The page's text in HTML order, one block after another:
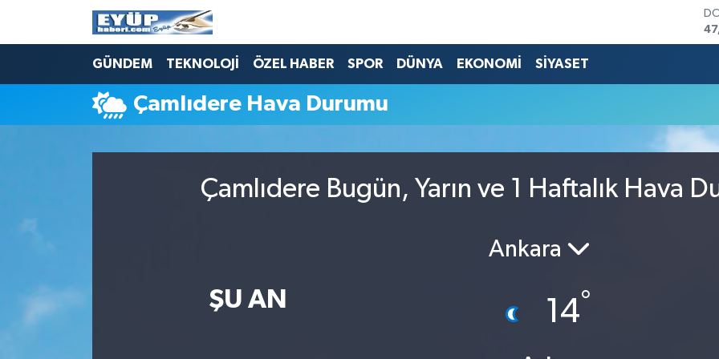
GÜNDEM TEKNOLOJİ ÖZEL HABER SPOR DÜNYA EKONOMİ SİYASET
Çamlıdere Hava Durumu
Çamlıdere Bugün, Yarın ve 1 Haftalık Hava
ŞU AN
Ankara
14°